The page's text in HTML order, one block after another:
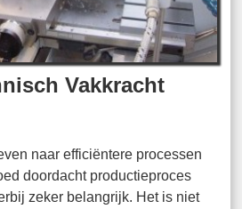
Vakkracht
naar efficiëntere processen
doordacht productieproces
zeker belangrijk. Het is niet